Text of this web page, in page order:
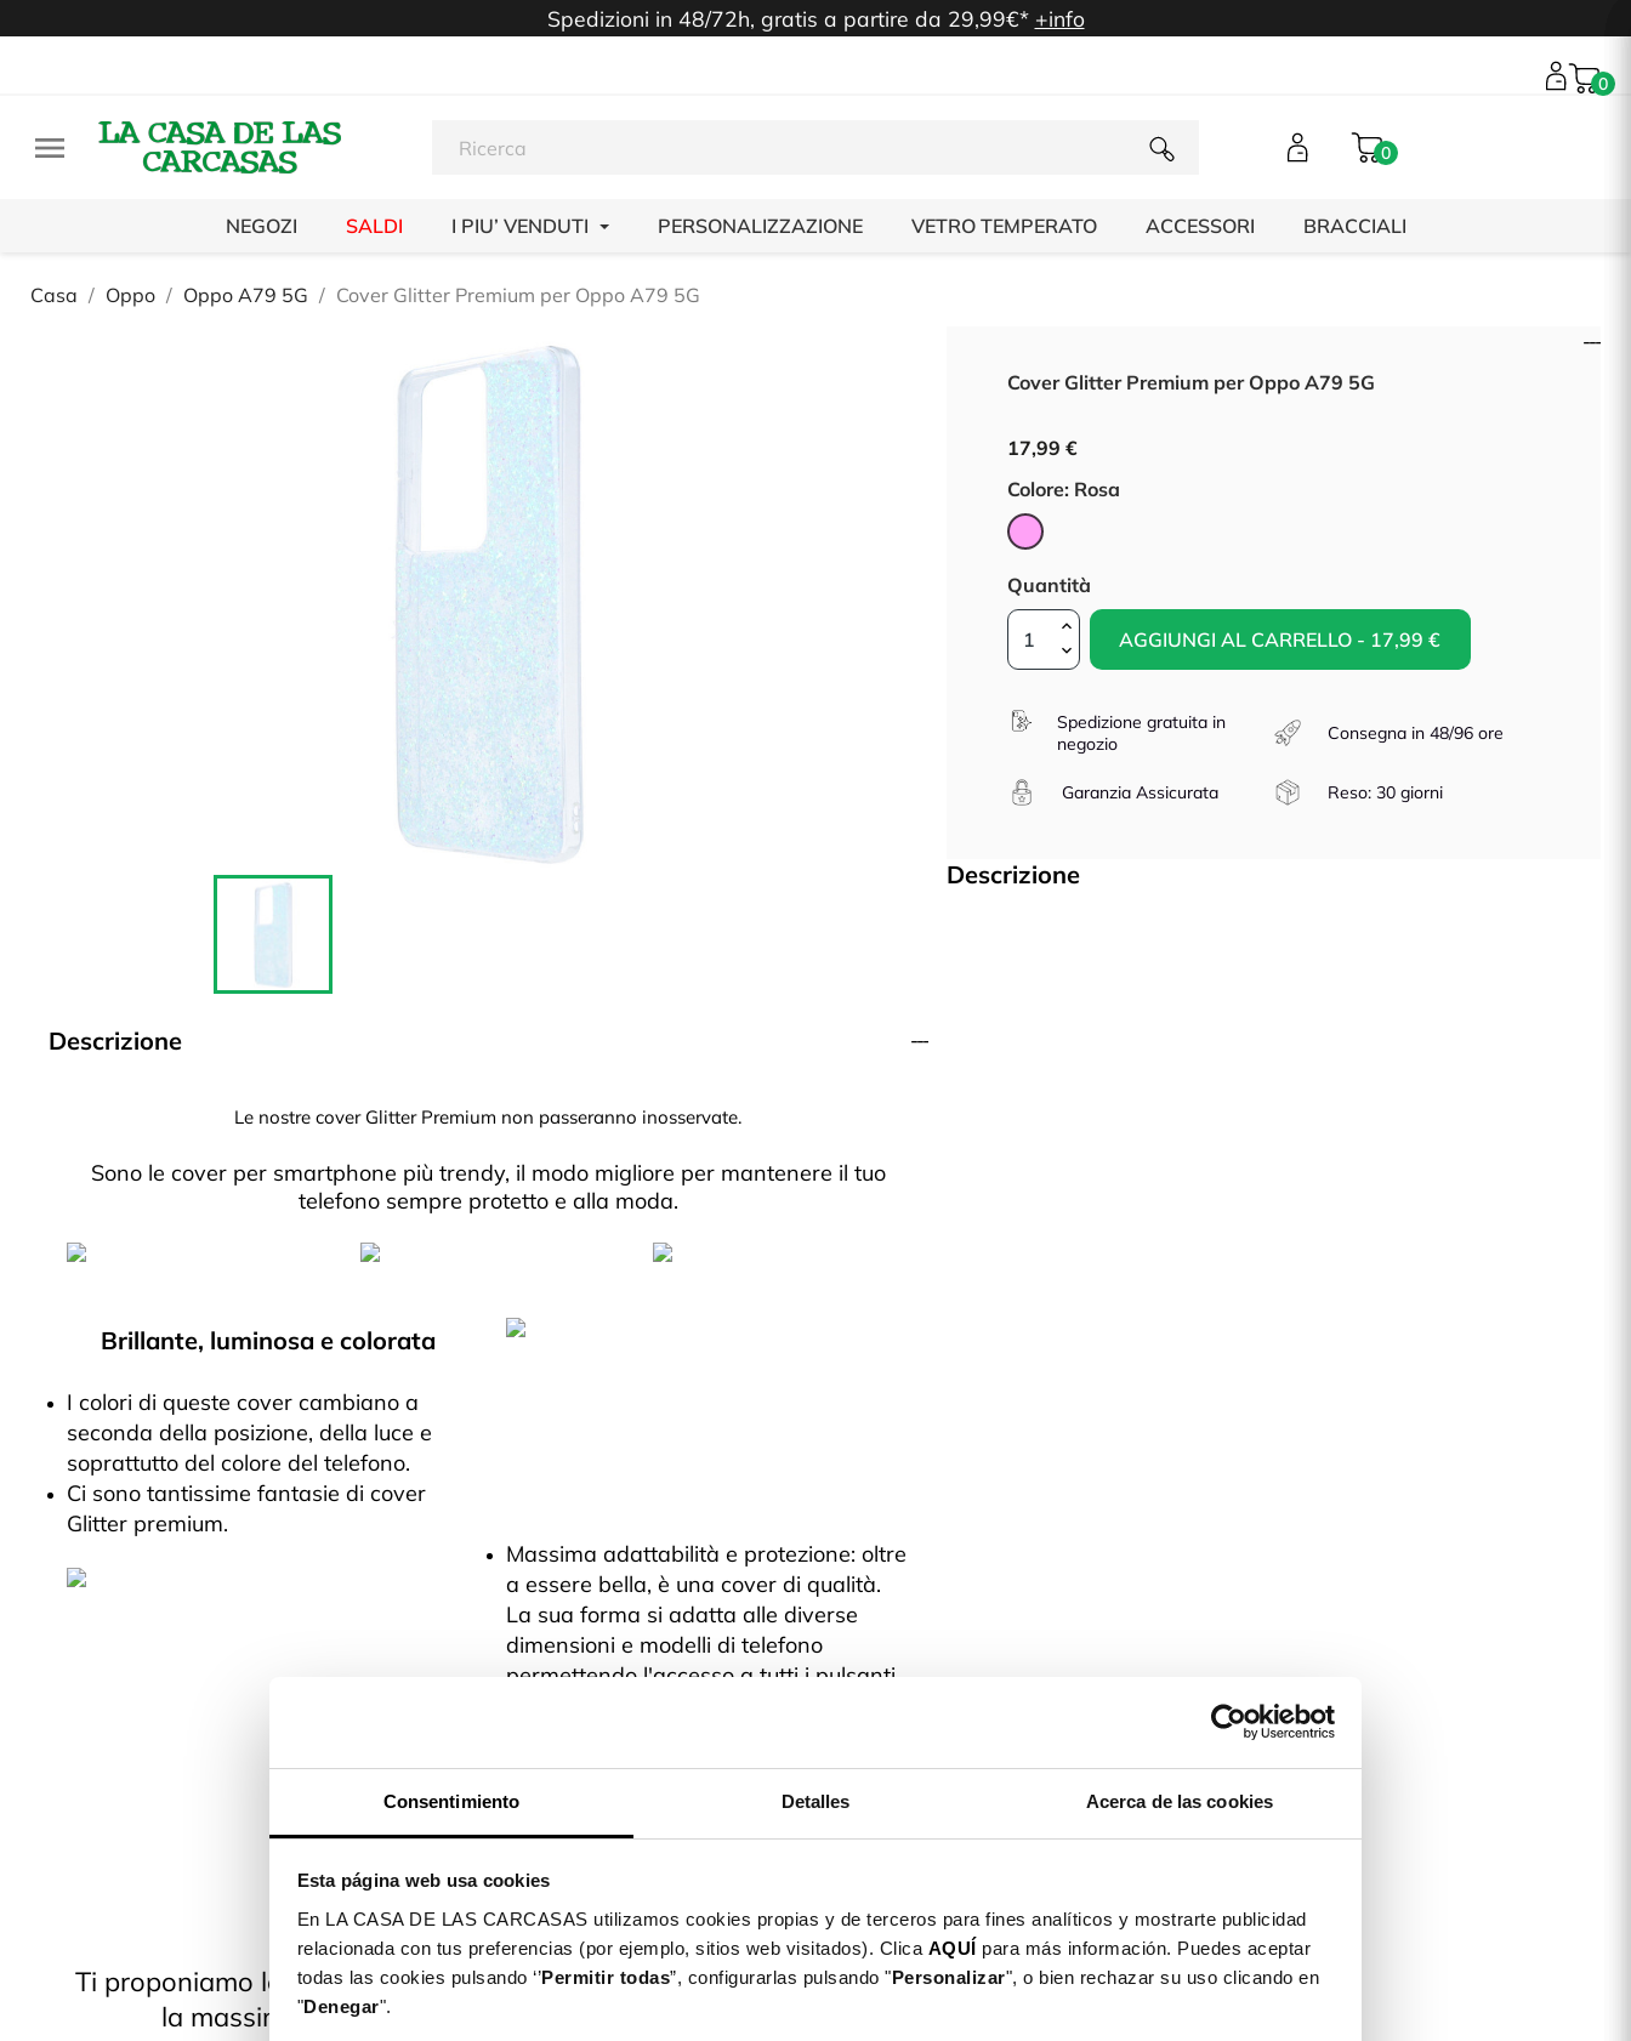
Consentimiento Detalles Acerca de las cookies
Esta página web usa cookies
En LA CASA DE LAS CARCASAS utilizamos cookies propias y de terceros para fines analíticos y mostrarte publicidad
relacionada con tus preferencias (por ejemplo, sitios web visitados). Clica AQUÍ para más información. Puedes aceptar
todas las cookies pulsando ‘’Permitir todas”, configurarlas pulsando "Personalizar", o bien rechazar su uso clicando en
"Denegar".
Spedizioni in 48/72h, gratis a partire da 29,99€* +info
0
 0
NEGOZI SALDI I PIU’ VENDUTI PERSONALIZZAZIONE VETRO TEMPERATO ACCESSORI BRACCIALI
Casa Oppo Oppo A79 5G Cover Glitter Premium per Oppo A79 5G
Descrizione
Le nostre cover Glitter Premium non passeranno inosservate.
Sono le cover per smartphone più trendy, il modo migliore per mantenere il tuo
telefono sempre protetto e alla moda.
Brillante, luminosa e colorata
I colori di queste cover cambiano a
seconda della posizione, della luce e
soprattutto del colore del telefono.
Ci sono tantissime fantasie di cover
Glitter premium.
Massima adattabilità e protezione: oltre
a essere bella, è una cover di qualità.
La sua forma si adatta alle diverse
dimensioni e modelli di telefono
permettendo l'accesso a tutti i pulsanti
Leggerissima: protegge il tuo telefono
garantendo il massimo del comfort e
Realizzate con materiali di alta qualità:
silicone TPU trasparente e flessibile.
Ti proponiamo le migliori opzioni e le ultime tendenze, garantendoti
la massima qualità e protezione per il tuo dispositivo.
Cover Glitter Premium per Oppo A79 5G
17,99 €
Colore: Rosa
Rosa
Quantità
AGGIUNGI AL CARRELLO - 17,99 €
Spedizione gratuita in
negozio
Consegna in 48/96 ore
Garanzia Assicurata Reso: 30 giorni
Descrizione